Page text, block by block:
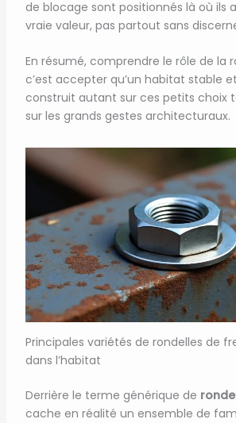
de blocage sont positionnés là où ils
vraie valeur, pas partout sans
En résumé, comprendre le rôle de la
c’est accepter qu’un habitat stable
construit autant sur ces petits choix
sur les grands gestes architecturaux.
Principales variétés de rondelles de
dans l’habitat
Derrière le terme générique de
cache en réalité un ensemble de